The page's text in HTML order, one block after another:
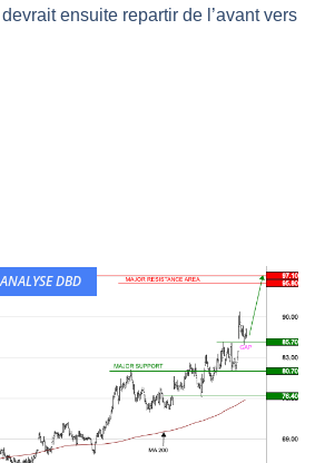
semaine | par Louis-Antoine Michelet
– Chrono CAC
semaine ? | par Louis-Antoine Michelet
ensuite repartir de l’avant vers
ANALYSE DBD